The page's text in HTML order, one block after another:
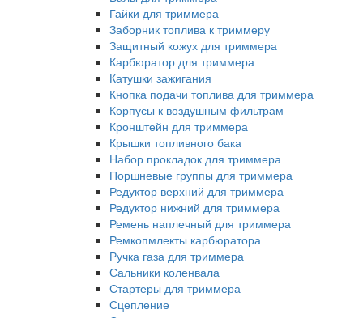
Гайки для триммера
Заборник топлива к триммеру
Защитный кожух для триммера
Карбюратор для триммера
Катушки зажигания
Кнопка подачи топлива для триммера
Корпусы к воздушным фильтрам
Кронштейн для триммера
Крышки топливного бака
Набор прокладок для триммера
Поршневые группы для триммера
Редуктор верхний для триммера
Редуктор нижний для триммера
Ремень наплечный для триммера
Ремкопмлекты карбюратора
Ручка газа для триммера
Сальники коленвала
Стартеры для триммера
Сцепление